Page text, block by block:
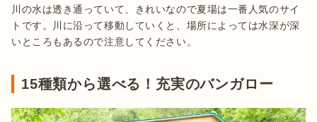
川の水は透き通っていて、きれいなので夏場は一番人気のサイ
トです。川に沿って移動していくと、場所によっては水深が深
いところもあるので注意してください。
15種類から選べる！充実のバンガロー